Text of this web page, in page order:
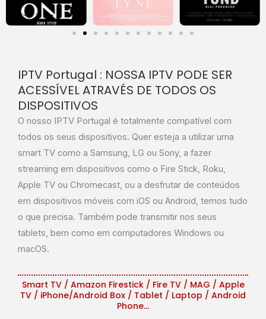
IPTV Portugal : NOSSA IPTV PODE SER
ACESSÍVEL ATRAVÉS DE TODOS OS
DISPOSITIVOS
O nosso IPTV Portugal é totalmente compatível com
todos os seus dispositivos. Quer esteja a utilizar uma
smart TV como a Samsung, LG ou Sony, a fazer
streaming em dispositivos como o Fire Stick, Roku,
Apple TV ou Chromecast, ou a desfrutar de conteúdos
em dispositivos móveis com iOS ou Android, temos tudo
o que precisa. Também pode transmitir nos seus
tablets, bem como em computadores Windows ou
macOS.
Smart TV / Amazon Firestick / Fire TV / MAG / Apple
TV / iPhone/Android Box / Tablet / Laptop / Android
Phone...